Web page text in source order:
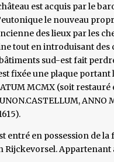
est acquis par le
le nouveau
des lieux par les
tout en introduisant
sud-est fait
fixée une plaque portant
MCMX (soit
ANNO
entré en possession de
Rijckevorsel. Appartenant